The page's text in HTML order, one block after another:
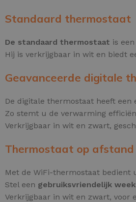
Standaard thermostaat
De standaard thermostaat is
Hij is verkrijgbaar in wit en biedt
Geavanceerde digitale
De digitale thermostaat heeft een
Zo stemt u de verwarming
Verkrijgbaar in wit en zwart,
Thermostaat op
Met de WiFi-thermostaat bedient
Stel een gebruiksvriendelijk
Verkrijgbaar in wit en zwart, voor